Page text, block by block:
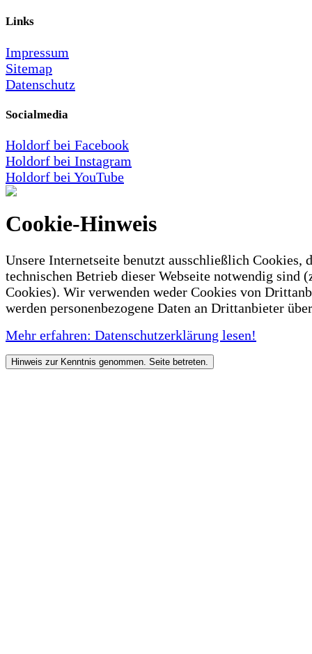
Links
Impressum
Sitemap
Datenschutz
Socialmedia
Holdorf bei Facebook
Holdorf bei Instagram
Holdorf bei YouTube
Cookie-Hinweis
Unsere Internetseite benutzt ausschließlich Cookies,
technischen Betrieb dieser Webseite notwendig sind
Cookies). Wir verwenden weder Cookies von
werden personenbezogene Daten an Drittanbieter
Mehr erfahren: Datenschutzerklärung lesen!
Hinweis zur Kenntnis genommen. Seite betreten.